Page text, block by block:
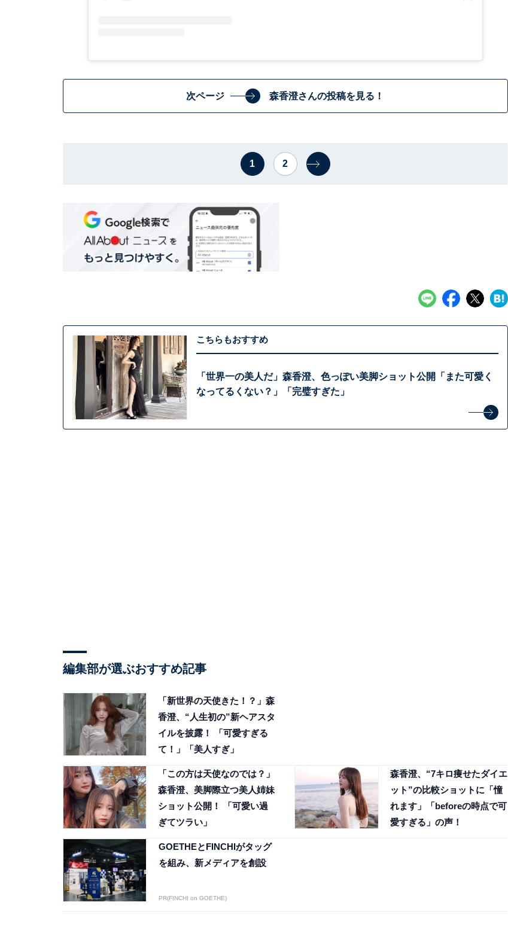
次ページ 森香澄さんの投稿を見る！
1 2
こちらもおすすめ
「世界一の美人だ」森香澄、色っぽい美脚ショット公開「また可愛く
なってるくない？」「完璧すぎた」
編集部が選ぶおすすめ記事
「新世界の天使きた！？」森
香澄、“人生初の”新ヘアスタ
イルを披露！ 「可愛すぎる
て！」「美人すぎ」
「この方は天使なのでは？」
森香澄、美脚際立つ美人姉妹
ショット公開！ 「可愛い過
ぎてツラい」
森香澄、“7キロ痩せたダイエ
ット”の比較ショットに「憧
れます」「beforeの時点で可
愛すぎる」の声！
GOETHEとFINCHIがタッグ
を組み、新メディアを創設
PR(FINCHI on GOETHE)